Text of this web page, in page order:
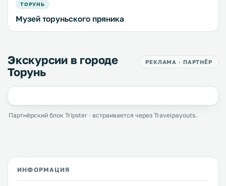
ТОРУНЬ
Музей торуньского пряника
Экскурсии в городе
Торунь
РЕКЛАМА · ПАРТНЁР
Партнёрский блок Tripster · встраивается через Travelpayouts.
ИНФОРМАЦИЯ